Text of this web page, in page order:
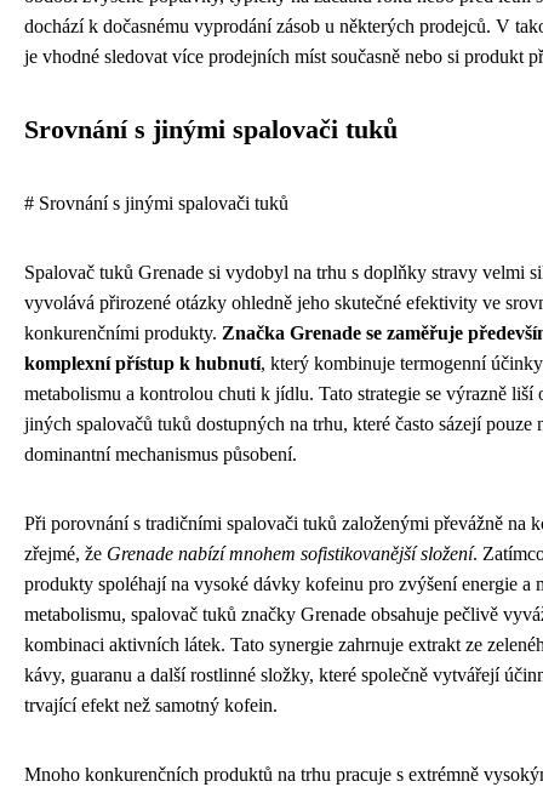
dochází k dočasnému vyprodání zásob u některých prodejců. V
je vhodné sledovat více prodejních míst současně nebo si produkt
Srovnání s jinými spalovači tuků
# Srovnání s jinými spalovači tuků
Spalovač tuků Grenade si vydobyl na trhu s doplňky stravy velmi
vyvolává přirozené otázky ohledně jeho skutečné efektivity ve
konkurenčními produkty. Značka Grenade se zaměřuje
komplexní přístup k hubnutí, který kombinuje termogenní
metabolismu a kontrolou chuti k jídlu. Tato strategie se výrazně liší
jiných spalovačů tuků dostupných na trhu, které často sázejí pouze
dominantní mechanismus působení.
Při porovnání s tradičními spalovači tuků založenými převážně na
zřejmé, že Grenade nabízí mnohem sofistikovanější složení.
produkty spoléhají na vysoké dávky kofeinu pro zvýšení energie a
metabolismu, spalovač tuků značky Grenade obsahuje pečlivě
kombinaci aktivních látek. Tato synergie zahrnuje extrakt ze
kávy, guaranu a další rostlinné složky, které společně vytvářejí
trvající efekt než samotný kofein.
Mnoho konkurenčních produktů na trhu pracuje s extrémně